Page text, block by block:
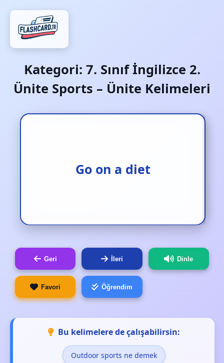
Kategori: 7. Sınıf İngilizce 2.
Ünite Sports – Ünite Kelimeleri
Go on a diet
Diyete başlamak
Geri İleri Dinle
Favori Öğrendim
Bu kelimelere de çalışabilirsin:
Outdoor sports ne demek